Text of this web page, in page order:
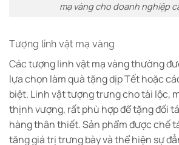
mạ vàng cho doanh nghiệp
Tượng linh vật mạ vàng
Các tượng linh vật mạ vàng thường
lựa chọn làm quà tặng dịp Tết hoặc
biệt. Linh vật tượng trưng cho tài lộc,
thịnh vượng, rất phù hợp để tặng đối
hàng thân thiết.Sản phẩm được chế
tăng giá trị trưng bày và thể hiện sự